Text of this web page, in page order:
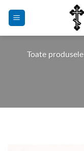
Toate produsele